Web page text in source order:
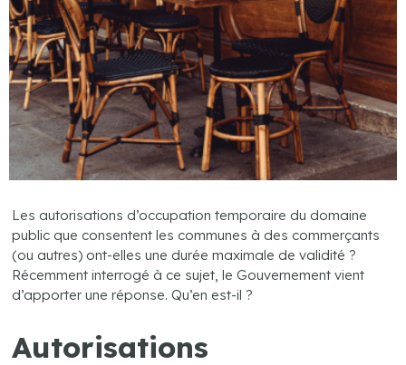
Les autorisations d’occupation temporaire du domaine
public que consentent les communes à des commerçants
(ou autres) ont-elles une durée maximale de validité ?
Récemment interrogé à ce sujet, le Gouvernement vient
d’apporter une réponse. Qu’en est-il ?
Autorisations